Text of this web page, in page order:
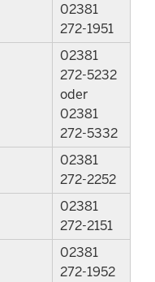
02381
272-1951
02381
272-5232
oder
02381
272-5332
02381
272-2252
02381
272-2151
02381
272-1952